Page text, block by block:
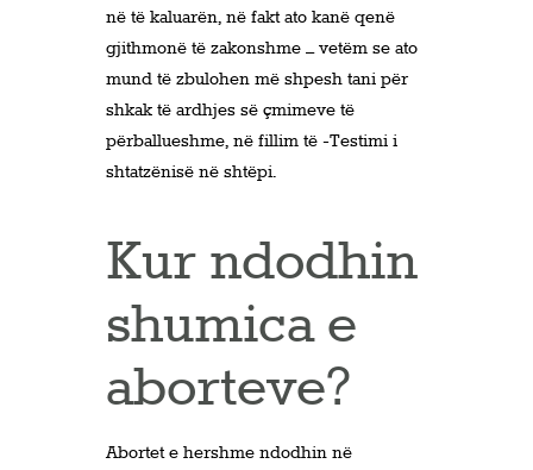
në të kaluarën, në fakt ato kanë qenë
gjithmonë të zakonshme – vetëm se ato
mund të zbulohen më shpesh tani për
shkak të ardhjes së çmimeve të
përballueshme, në fillim të -Testimi i
shtatzënisë në shtëpi.
Kur ndodhin
shumica e
aborteve?
Abortet e hershme ndodhin në